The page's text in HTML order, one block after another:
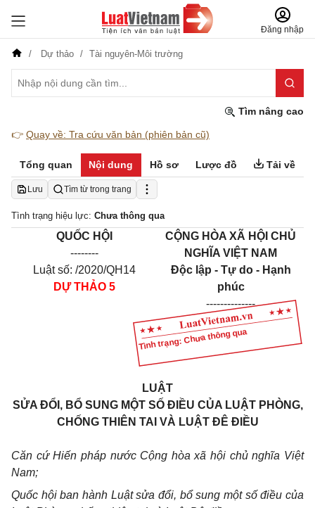
Đăng nhập
Dự thảo Tài nguyên-Môi trường
Tìm nâng cao
👉 Quay về: Tra cứu văn bản (phiên bản cũ)
Tổng quan Nội dung Hồ sơ Lược đồ Tải về
Lưu Tìm từ trong trang
Tình trạng hiệu lực: Chưa thông qua
Tình trạng: Chưa thông qua
­QUỐC HỘI
--------
Luật số: /2020/QH14
DỰ THẢO 5
CỘNG HÒA XÃ HỘI CHỦ
NGHĨA VIỆT NAM
Độc lập - Tự do - Hạnh
phúc
--------------
LUẬT
SỬA ĐỔI, BỔ SUNG MỘT SỐ ĐIỀU CỦA LUẬT PHÒNG,
CHỐNG THIÊN TAI VÀ LUẬT ĐÊ ĐIỀU
Căn cứ Hiến pháp nước Cộng hòa xã hội chủ nghĩa Việt
Nam;
Quốc hội ban hành Luật sửa đổi, bổ sung một số điều của